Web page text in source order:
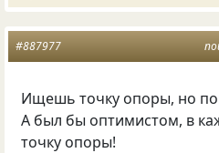
#887977
Ищешь точку опоры, но
А был бы оптимистом, в
точку опоры!